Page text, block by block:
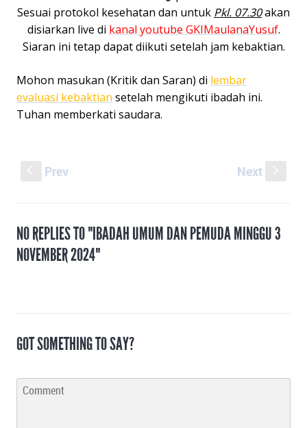
Sesuai protokol kesehatan dan untuk Pkl. 07.30akan
disiarkan live di kanal youtube GKIMaulanaYusuf.
Siaran ini tetap dapat diikuti setelah jam kebaktian.
Mohon masukan (Kritik dan Saran) di lembar
evaluasi kebaktian setelah mengikuti ibadah ini.
Tuhan memberkati saudara.
Prev Next
NO REPLIES TO "IBADAH UMUM DAN PEMUDA MINGGU 3
NOVEMBER 2024"
GOT SOMETHING TO SAY?